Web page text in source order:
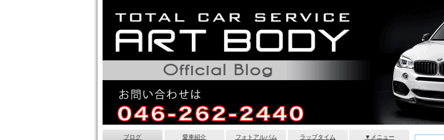
ブログ 愛車紹介 フォトアルバム ラップタイム ▼メニュー